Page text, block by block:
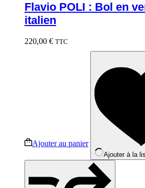
Flavio POLI : Bol en
italien
220,00 € TTC
Ajouter au panier
Ajouter à la